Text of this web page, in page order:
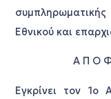
Εθνικού και
Α Π Ο
Εγκρίνει τον 1ο